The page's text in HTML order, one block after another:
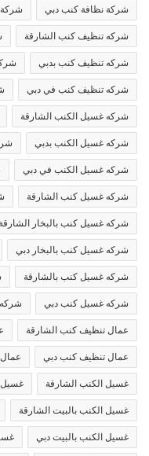
شركة نظافة كنب دبي
شركه تنظيف كنب الشارقة
شركه تنظيف كنب بدبي
شركه تنظيف كنب في دبي
شركه غسيل الكنب الشارقة
شركه غسيل الكنب بدبي
شركه غسيل الكنب في دبي
شركه غسيل كنب الشارقة
شركه غسيل كنب بالبخار الشارقة
شركه غسيل كنب بالبخار دبي
شركه غسيل كنب بالشارقة
شركه غسيل كنب دبي
عمال تنظيف كنب الشارقة
عمال تنظيف كنب دبي
غسيل الكنب الشارقة غسيل
غسيل الكنب بالبيت الشارقة
غسيل الكنب بالبيت دبي